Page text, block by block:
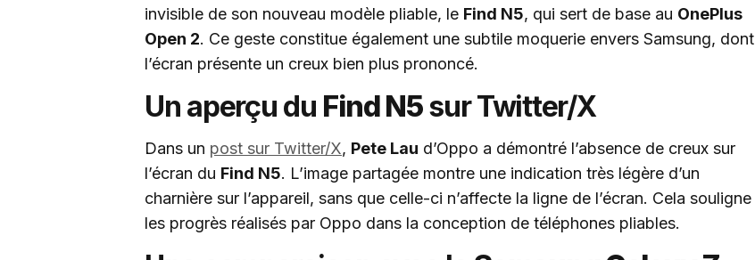
invisible de son nouveau modèle pliable, le Find N5, qui sert de base au OnePlus
Open 2. Ce geste constitue également une subtile moquerie envers Samsung, dont
l’écran présente un creux bien plus prononcé.
Un aperçu du Find N5sur Twitter/X
Dans un post sur Twitter/X, Pete Lau d’Oppo a démontré l’absence de creux sur
l’écran du Find N5. L’image partagée montre une indication très légère d’un
charnière sur l’appareil, sans que celle-ci n’affecte la ligne de l’écran. Cela souligne
les progrès réalisés par Oppo dans la conception de téléphones pliables.